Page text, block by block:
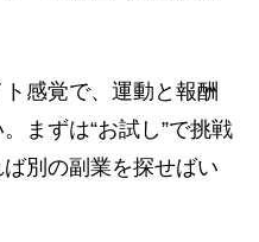
ト感覚で、運動と報酬
まずは“お試し”で挑戦
別の副業を探せばい